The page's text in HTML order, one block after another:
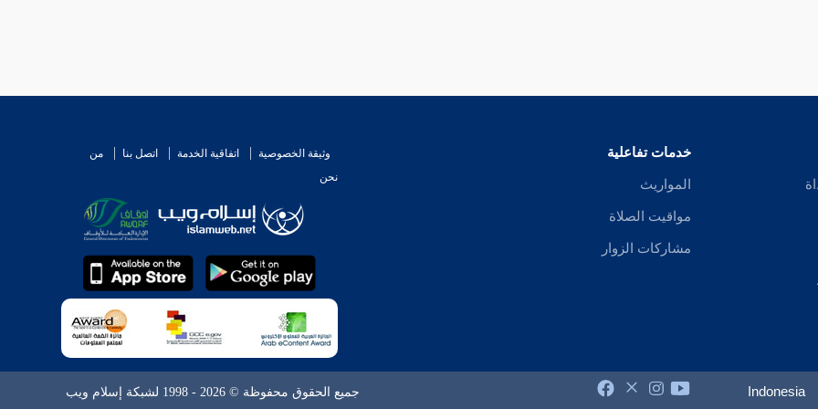
خدمات تفاعلية
المواريث
مواقيت الصلاة
مشاركات الزوار
وثيقة الخصوصية اتفاقية الخدمة اتصل بنا
من
نحن
Indonesia جميع الحقوق محفوظة © 2026 - 1998 لشبكة إسلام ويب